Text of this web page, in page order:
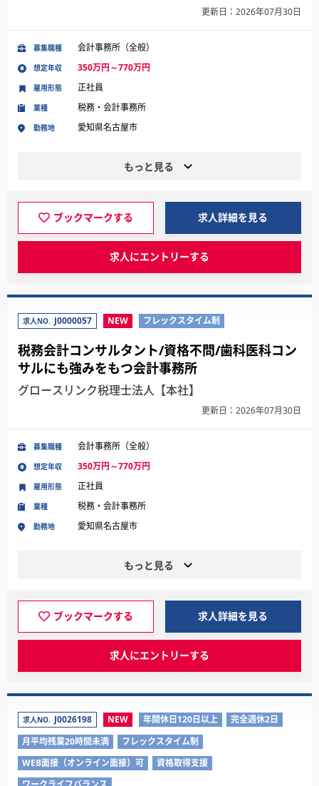
更新日：2026年07月30日
募集職種 会計事務所（全般）
想定年収 350万円～770万円
業種 税務・会計事務所
勤務地 愛知県名古屋市
雇用形態 正社員
もっと見る
ブックマークする 求人詳細を見る
求人にエントリーする
求人NO. J0000057 NEW フレックスタイム制
税務会計コンサルタント/資格不問/歯科医科コン
サルにも強みをもつ会計事務所
グロースリンク税理士法人【本社】
更新日：2026年07月30日
募集職種 会計事務所（全般）
想定年収 350万円～770万円
業種 税務・会計事務所
勤務地 愛知県名古屋市
雇用形態 正社員
もっと見る
ブックマークする 求人詳細を見る
求人にエントリーする
求人NO. J0026198 NEW 年間休日120日以上
完全週休2日
月平均残業20時間未満
フレックスタイム制
WEB面接（オンライン面接）可
資格取得支援